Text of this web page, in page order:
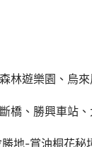
林遊樂園、烏
橋、勝興車站
地-賞油桐花秘